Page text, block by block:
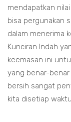
mendapatkan
bisa pergunakan
dalam menerima
Kunciran Indah
keemasan ini
yang benar-
bersih sangat
kita disetiap